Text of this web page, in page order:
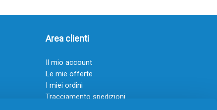
Area clienti
Il mio account
Le mie offerte
I miei ordini
Tracciamento spedizioni